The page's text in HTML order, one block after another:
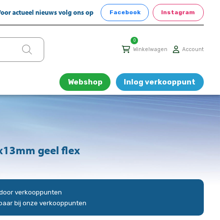
actueel nieuws volg ons op Facebook Instagram
0
Winkelwagen Account
Webshop Inlog verkooppunt
geel flex
verkooppunten
bij onze verkooppunten